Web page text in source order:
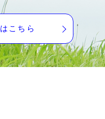
まで
療スケジュール変
こちら